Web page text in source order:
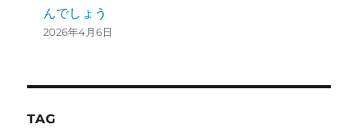
んでしょう
2026年4月6日
TAG